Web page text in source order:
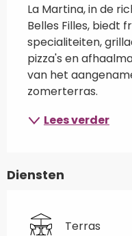
La Martina, in de
Belles Filles, biedt
specialiteiten,
pizza's en
van het
zomerterras.
Lees verder
Diensten
Terras